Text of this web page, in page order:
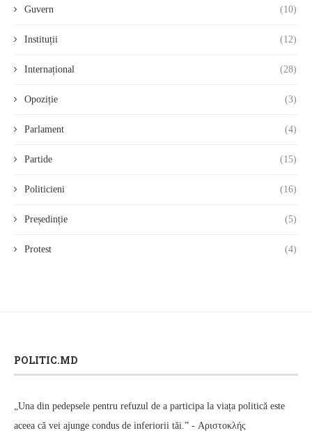
Guvern (10)
Instituții (12)
Internațional (28)
Opoziție (3)
Parlament (4)
Partide (15)
Politicieni (16)
Președinție (5)
Protest (4)
POLITIC.MD
„Una din pedepsele pentru refuzul de a participa la viața politică este
aceea că vei ajunge condus de inferiorii tăi.” - Αριστοκλής